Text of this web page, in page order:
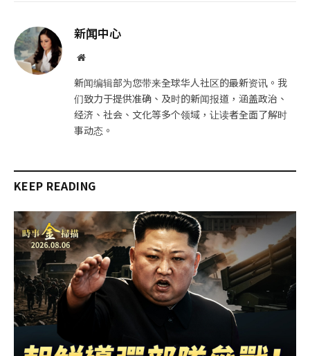
新闻中心
网
新闻编辑部为您带来全球华人社区的最新资讯。我
们致力于提供准确、及时的新闻报道，涵盖政治、
经济、社会、文化等多个领域，让读者全面了解时
事动态。
KEEP READING